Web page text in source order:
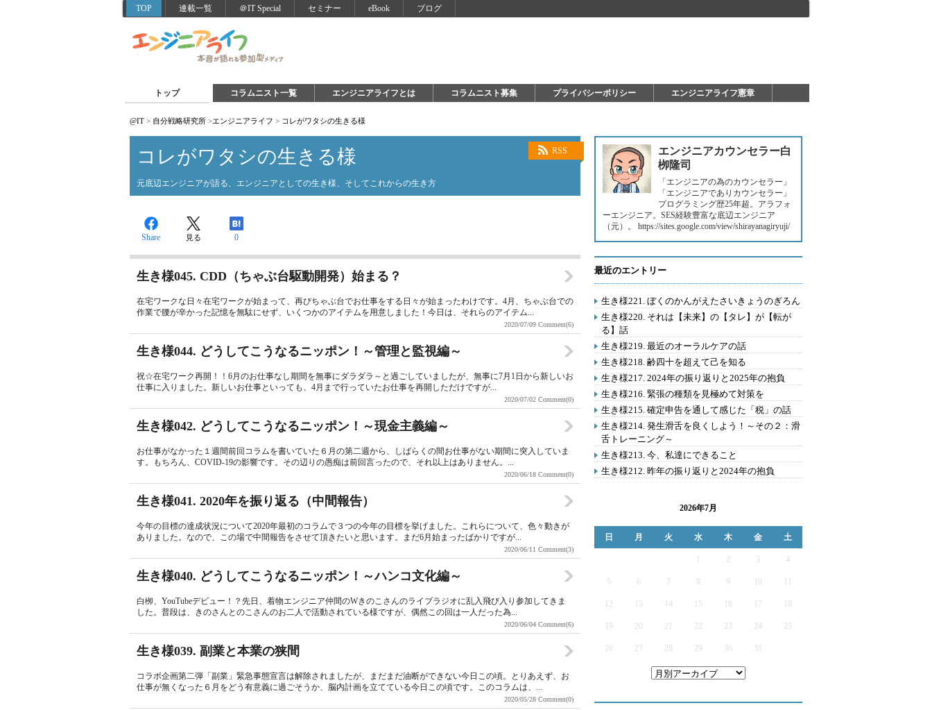
TOP 連載一覧 ＠IT Special セミナー eBook ブログ
トップ コラムニスト一覧 エンジニアライフとは コラムニスト募集 プライバシーポリシー エンジニアライフ憲章
@IT > 自分戦略研究所 >エンジニアライフ > コレがワタシの生きる様
RSS
コレがワタシの生きる様
元底辺エンジニアが語る、エンジニアとしての生き様、そしてこれからの生き方
Share 見る 0
生き様045. CDD（ちゃぶ台駆動開発）始まる？
在宅ワークな日々在宅ワークが始まって、再びちゃぶ台でお仕事をする日々が始まったわけです。4月、ちゃぶ台での
作業で腰が辛かった記憶を無駄にせず、いくつかのアイテムを用意しました！今日は、それらのアイテム...
2020/07/09 Comment(6)
生き様044. どうしてこうなるニッポン！～管理と監視編～
祝☆在宅ワーク再開！！6月のお仕事なし期間を無事にダラダラ～と過ごしていましたが、無事に7月1日から新しいお
仕事に入りました。新しいお仕事といっても、4月まで行っていたお仕事を再開しただけですが...
2020/07/02 Comment(0)
生き様042. どうしてこうなるニッポン！～現金主義編～
お仕事がなかった１週間前回コラムを書いていた６月の第二週から、しばらくの間お仕事がない期間に突入していま
す。もちろん、COVID-19の影響です。その辺りの愚痴は前回言ったので、それ以上はありません。...
2020/06/18 Comment(0)
生き様041. 2020年を振り返る（中間報告）
今年の目標の達成状況について2020年最初のコラムで３つの今年の目標を挙げました。これらについて、色々動きが
ありました。なので、この場で中間報告をさせて頂きたいと思います。まだ6月始まったばかりですが...
2020/06/11 Comment(3)
生き様040. どうしてこうなるニッポン！～ハンコ文化編～
白栁、YouTubeデビュー！？先日、着物エンジニア仲間のWきのこさんのライブラジオに乱入飛び入り参加してきま
した。普段は、きのさんとのこさんのお二人で活動されている様ですが、偶然この回は一人だった為...
2020/06/04 Comment(6)
生き様039. 副業と本業の狭間
コラボ企画第二弾「副業」緊急事態宣言は解除されましたが、まだまだ油断ができない今日この頃。とりあえず、お
仕事が無くなった６月をどう有意義に過ごそうか、脳内計画を立てている今日この頃です。このコラムは、...
2020/05/28 Comment(0)
エンジニアカウンセラー白
栁隆司
「エンジニアの為のカウンセラー」
「エンジニアでありカウンセラー」
プログラミング歴25年超。アラフォ
ーエンジニア。SES経験豊富な底辺エンジニア
（元）。 https://sites.google.com/view/shirayanagiryuji/
最近のエントリー
生き様221. ぼくのかんがえたさいきょうのぎろん
生き様220. それは【未来】の【タレ】が【転が
る】話
生き様219. 最近のオーラルケアの話
生き様218. 齢四十を超えて己を知る
生き様217. 2024年の振り返りと2025年の抱負
生き様216. 緊張の種類を見極めて対策を
生き様215. 確定申告を通して感じた「税」の話
生き様214. 発生滑舌を良くしよう！～その２：滑
舌トレーニング～
生き様213. 今、私達にできること
生き様212. 昨年の振り返りと2024年の抱負
2026年7月
日 月 火 水 木 金 土
2 3 4
5 6 7 9
12 13 14 15 16 17
19 20 21 22 23 24 25
26 27 28 29 30 31